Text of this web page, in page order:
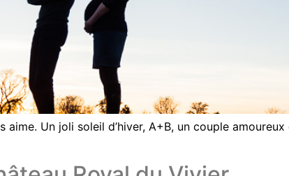
aime. Un joli soleil d’hiver, A+B, un couple